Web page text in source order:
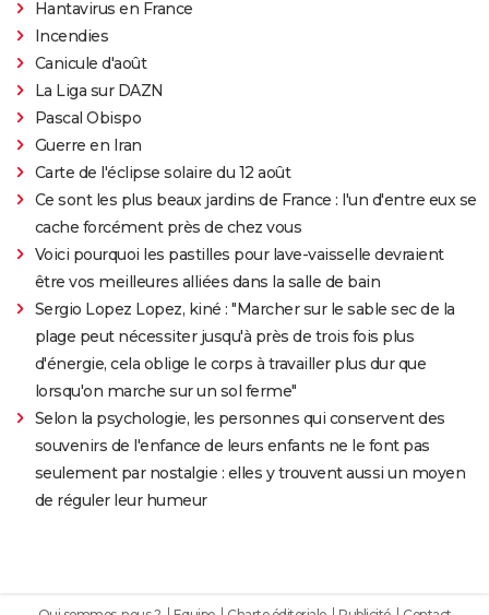
Hantavirus en France
Incendies
Canicule d'août
La Liga sur DAZN
Pascal Obispo
Guerre en Iran
Carte de l'éclipse solaire du 12 août
Ce sont les plus beaux jardins de France : l'un d'entre eux se
cache forcément près de chez vous
Voici pourquoi les pastilles pour lave-vaisselle devraient
être vos meilleures alliées dans la salle de bain
Sergio Lopez Lopez, kiné : "Marcher sur le sable sec de la
plage peut nécessiter jusqu'à près de trois fois plus
d'énergie, cela oblige le corps à travailler plus dur que
lorsqu'on marche sur un sol ferme"
Selon la psychologie, les personnes qui conservent des
souvenirs de l'enfance de leurs enfants ne le font pas
seulement par nostalgie : elles y trouvent aussi un moyen
de réguler leur humeur